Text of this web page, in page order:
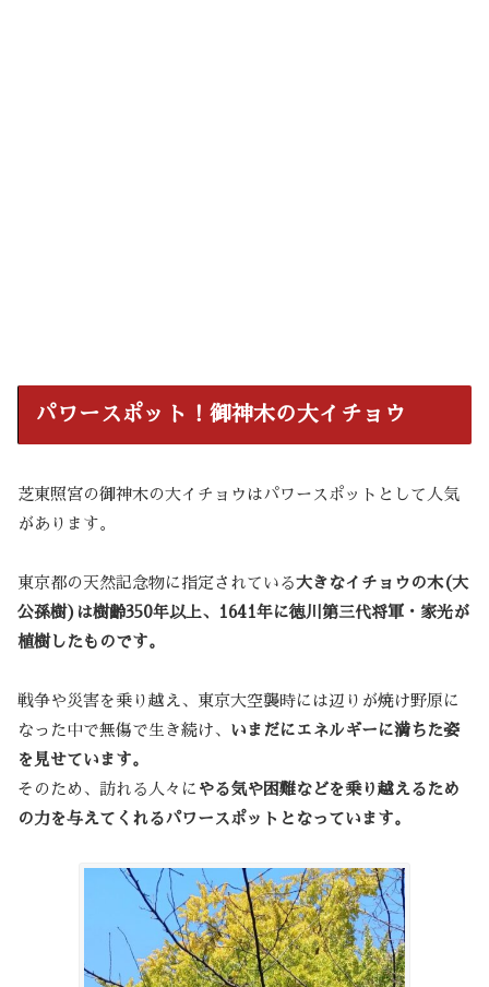
パワースポット！御神木の大イチョウ
芝東照宮の御神木の大イチョウはパワースポットとして人気
があります。
東京都の天然記念物に指定されている大きなイチョウの木(大
公孫樹)は樹齢350年以上、1641年に徳川第三代将軍・家光が
植樹したものです。
戦争や災害を乗り越え、東京大空襲時には辺りが焼け野原に
なった中で無傷で生き続け、 いまだにエネルギーに満ちた姿
を見せています。
そのため、訪れる人々に やる気や困難などを乗り越えるため
の力を与えてくれるパワースポットとなっています。